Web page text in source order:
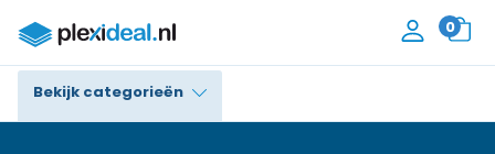
0
Bekijk categorieën